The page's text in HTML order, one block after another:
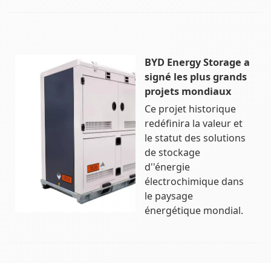
BYD Energy Storage a
signé les plus grands
projets mondiaux
Ce projet historique
redéfinira la valeur et
le statut des solutions
de stockage
d''énergie
électrochimique dans
le paysage
énergétique mondial.